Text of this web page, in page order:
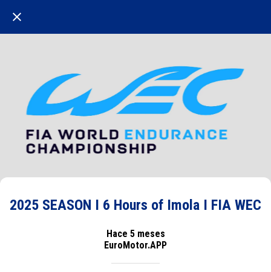
2025 SEASON I 6 Hours of Imola I FIA WEC
Hace 5 meses
EuroMotor.APP